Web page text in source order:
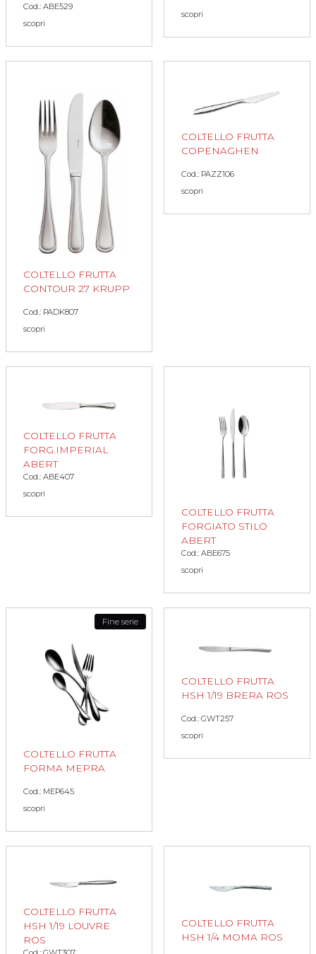
Cod.: ABE529
scopri
scopri
COLTELLO FRUTTA
CONTOUR 27 KRUPP
Cod.: PADK807
scopri
COLTELLO FRUTTA
COPENAGHEN
Cod.: PAZZ106
scopri
COLTELLO FRUTTA
FORG.IMPERIAL
ABERT
Cod.: ABE407
scopri
COLTELLO FRUTTA
FORGIATO STILO
ABERT
Cod.: ABE675
scopri
Fine serie
COLTELLO FRUTTA
FORMA MEPRA
Cod.: MEP645
scopri
COLTELLO FRUTTA
HSH 1/19 BRERA ROS
Cod.: GWT257
scopri
COLTELLO FRUTTA
HSH 1/19 LOUVRE
ROS
COLTELLO FRUTTA
HSH 1/4 MOMA ROS